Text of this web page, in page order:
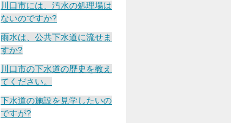
川口市には、汚水の処理場は
ないのですか?
雨水は、公共下水道に流せま
すか?
川口市の下水道の歴史を教え
てください。
下水道の施設を見学したいの
ですが?